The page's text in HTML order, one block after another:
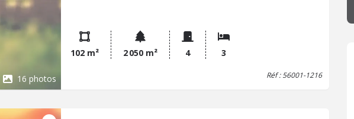
16 photos
Blanc.
102 m² 2 050 m² 4 3
Réf : 56001-1216